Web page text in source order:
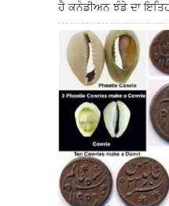
ਹੈ ਕਨੇਡੀਅਨ ਝੰਡੇ ਦਾ